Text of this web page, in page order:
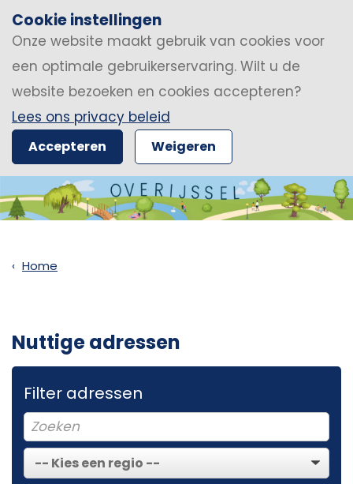
Cookie instellingen
Onze website maakt gebruik van cookies voor
een optimale gebruikerservaring. Wilt u de
website bezoeken en cookies accepteren?
Lees ons privacy beleid
Accepteren Weigeren
Home
Nuttige adressen
Filter adressen